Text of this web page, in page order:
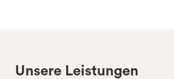
Unsere Leistungen